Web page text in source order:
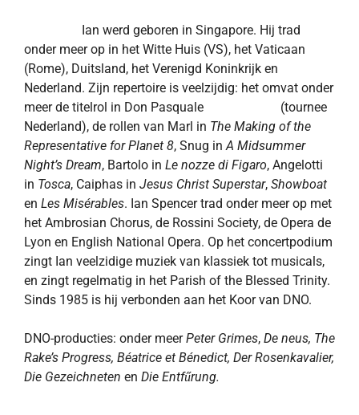
Ian werd geboren in Singapore. Hij trad
onder meer op in het Witte Huis (VS), het Vaticaan
(Rome), Duitsland, het Verenigd Koninkrijk en
Nederland. Zijn repertoire is veelzijdig: het omvat onder
meer de titelrol in Don Pasquale (tournee
Nederland), de rollen van Marl in The Making of the
Representative for Planet 8, Snug inA Midsummer
Night’s Dream, Bartolo in Le nozze di Figaro, Angelotti
in Tosca, Caiphas in Jesus Christ Superstar, Showboat
en Les Misérables. Ian Spencer trad onder meer op met
het Ambrosian Chorus, de Rossini Society, de Opera de
Lyon en English National Opera. Op het concertpodium
zingt Ian veelzidige muziek van klassiek tot musicals,
en zingt regelmatig in het Parish of the Blessed Trinity.
Sinds 1985 is hij verbonden aan het Koor van DNO.
DNO-producties: onder meerPeter Grimes, De neus, The
Rake’s Progress, Béatrice et Bénedict, Der Rosenkavalier,
Die Gezeichneten en Die Entfűrung.